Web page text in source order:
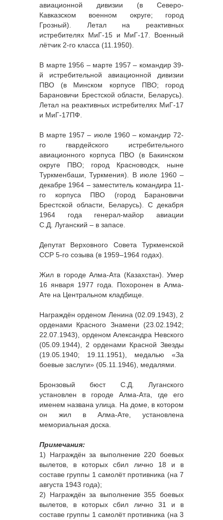
авиационной дивизии (в Северо-
Кавказском военном округе; город
Грозный). Летал на реактивных
истребителях МиГ-15 и МиГ-17. Военный
лётчик 2-го класса (11.1950).
В марте 1956 – марте 1957 – командир 39-
й истребительной авиационной дивизии
ПВО (в Минском корпусе ПВО; город
Барановичи Брестской области, Беларусь).
Летал на реактивных истребителях МиГ-17
и МиГ-17ПФ.
В марте 1957 – июле 1960 – командир 72-
го гвардейского истребительного
авиационного корпуса ПВО (в Бакинском
округе ПВО; город Красноводск, ныне
Туркменбаши, Туркмения). В июле 1960 –
декабре 1964 – заместитель командира 11-
го корпуса ПВО (город Барановичи
Брестской области, Беларусь). С декабря
1964 года генерал-майор авиации
С.Д. Луганский – в запасе.
Депутат Верховного Совета Туркменской
ССР 5-го созыва (в 1959–1964 годах).
Жил в городе Алма-Ата (Казахстан). Умер
16 января 1977 года. Похоронен в Алма-
Ате на Центральном кладбище.
Награждён орденом Ленина (02.09.1943), 2
орденами Красного Знамени (23.02.1942;
22.07.1943), орденом Александра Невского
(05.09.1944), 2 орденами Красной Звезды
(19.05.1940; 19.11.1951), медалью «За
боевые заслуги» (05.11.1946), медалями.
Бронзовый бюст С.Д. Луганского
установлен в городе Алма-Ата, где его
именем названа улица. На доме, в котором
он жил в Алма-Ате, установлена
мемориальная доска.
Примечания:
1) Награждён за выполнение 220 боевых
вылетов, в которых сбил лично 18 и в
составе группы 1 самолёт противника (на 7
августа 1943 года);
2) Награждён за выполнение 355 боевых
вылетов, в которых сбил лично 31 и в
составе группы 1 самолёт противника (на 3